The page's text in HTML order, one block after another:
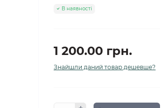
В наявності
1 200.00 грн.
Знайшли даний товар дешевше?